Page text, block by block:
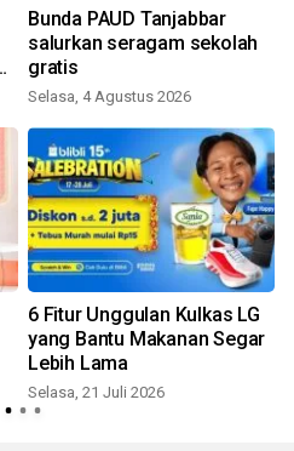
Bunda PAUD Tanjabbar
salurkan seragam sekolah
gratis
Selasa, 4 Agustus 2026
6 Fitur Unggulan Kulkas LG
yang Bantu Makanan Segar
Lebih Lama
Selasa, 21 Juli 2026